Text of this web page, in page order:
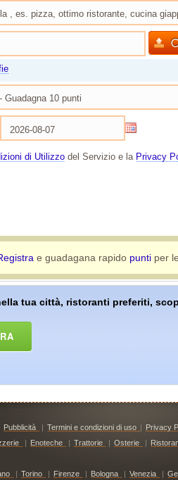
di Utilizzodel Servizio e la Privacy
e guadagana rapido puntiper le
tua città, ristoranti preferiti,
Pubblicità | Termini e condizioni di uso | Privacy
| Enoteche | Trattorie | Osterie |
| Torino | Firenze | Bologna | Venezia |